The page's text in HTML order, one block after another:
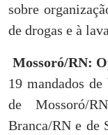
sobre
de drogas e à
Mossoró/RN:
19 mandados
de Mossoró/
Branca/RN e de